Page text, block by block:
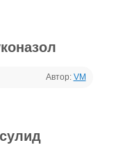
Автор: VM